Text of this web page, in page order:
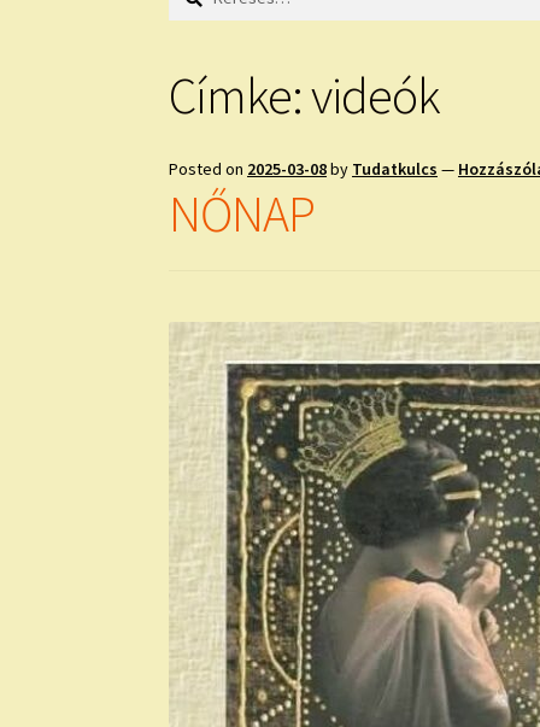
Címke:videók
Posted on 2025-03-08by Tudatkulcs —
NŐNAP